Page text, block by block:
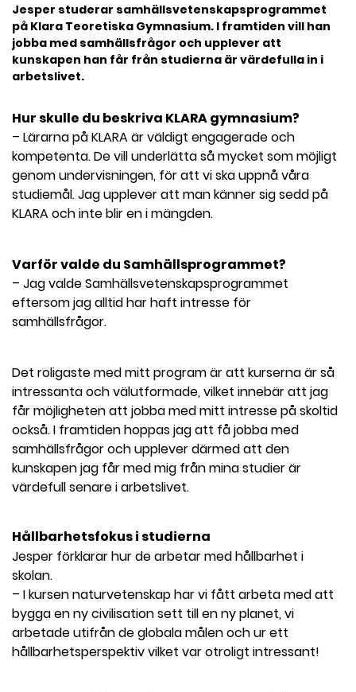
Jesper studerar samhällsvetenskapsprogrammet
på Klara Teoretiska Gymnasium. I framtiden vill han
jobba med samhällsfrågor och upplever att
kunskapen han får från studierna är värdefulla in i
arbetslivet.
Hur skulle du beskriva KLARA gymnasium?
– Lärarna på KLARA är väldigt engagerade och
kompetenta. De vill underlätta så mycket som möjligt
genom undervisningen, för att vi ska uppnå våra
studiemål. Jag upplever att man känner sig sedd på
KLARA och inte blir en i mängden.
Varför valde du Samhällsprogrammet?
– Jag valde Samhällsvetenskapsprogrammet
eftersom jag alltid har haft intresse för
samhällsfrågor.
Det roligaste med mitt program är att kurserna är så
intressanta och välutformade, vilket innebär att jag
får möjligheten att jobba med mitt intresse på skoltid
också. I framtiden hoppas jag att få jobba med
samhällsfrågor och upplever därmed att den
kunskapen jag får med mig från mina studier är
värdefull senare i arbetslivet.
Hållbarhetsfokus i studierna
Jesper förklarar hur de arbetar med hållbarhet i
skolan.
– I kursen naturvetenskap har vi fått arbeta med att
bygga en ny civilisation sett till en ny planet, vi
arbetade utifrån de globala målen och ur ett
hållbarhetsperspektiv vilket var otroligt intressant!